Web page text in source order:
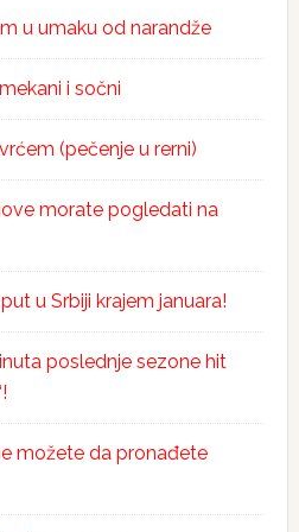
u umaku od narandže
i sočni
(pečenje u rerni)
morate pogledati na
u Srbiji krajem januara!
poslednje sezone hit
možete da pronađete